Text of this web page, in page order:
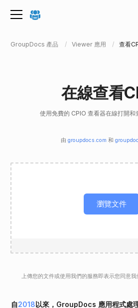
GroupDocs 產品 Viewer 應用 查看
在線查看
使用免費的 CPIO 查看器在線打開和
由 groupdocs.com 和
瀏覽文件
上傳您的文件或使用我們的服務即表示您同意我
自2018以來，GroupDocs 應用程式處